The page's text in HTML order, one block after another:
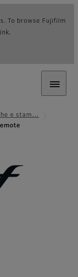
To browse Fujifilm
e stam…